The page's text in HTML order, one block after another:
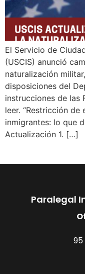
El Servicio de
(USCIS) anunció
naturalización
disposiciones del
instrucciones de las
leer. “Restricción
inmigrantes: lo que
Actualización 1. […]
Paralegal
95